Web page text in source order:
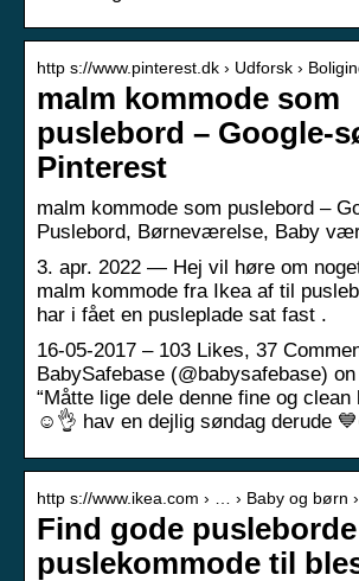
http s://www.pinterest.dk › Udforsk ›
malm kommode som
puslebord – Google-
Pinterest
malm kommode som puslebord –
Puslebord, Børneværelse, Baby
3. apr. 2022 — Hej vil høre om
malm kommode fra Ikea af til
har i fået en pusleplade sat fast .
16-05-2017 – 103 Likes, 37
BabySafebase (@babysafebase)
“Måtte lige dele denne fine og
☺️👌 hav en dejlig søndag derude
http s://www.ikea.com › … › Baby og børn
Find gode
puslekommode til